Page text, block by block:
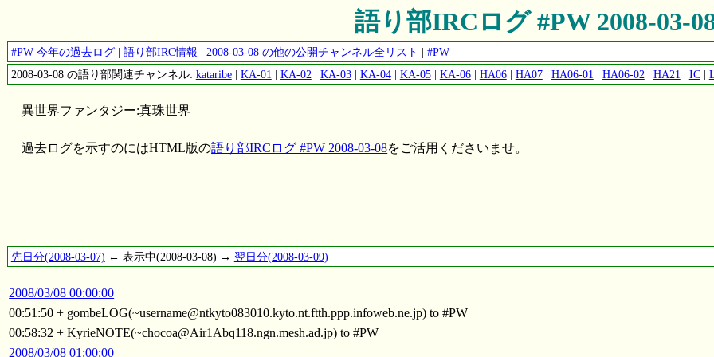
語り部IRCログ #PW 2008-03-
#PW 今年の過去ログ| 語り部IRC情報 | 2008-03-08 の他の公開チャンネル全リスト | #PW
2008-03-08 の語り部関連チャンネル: kataribe| KA-01 | KA-02 | KA-03| KA-04| KA-05| KA-06| HA06| HA07| HA06-01 | HA06-02 | HA21 | IC|
異世界ファンタジー:真珠世界
過去ログを示すのにはHTML版の語り部IRCログ #PW 2008-03-08をご活用くださいませ。
先日分(2008-03-07) ← 表示中(2008-03-08) → 翌日分(2008-03-09)
2008/03/08 00:00:00
00:51:50 + gombeLOG(~username@ntkyto083010.kyto.nt.ftth.ppp.infoweb.ne.jp) to #PW
00:58:32 + KyrieNOTE(~chocoa@Air1Abq118.ngn.mesh.ad.jp) to #PW
2008/03/08 01:00:00